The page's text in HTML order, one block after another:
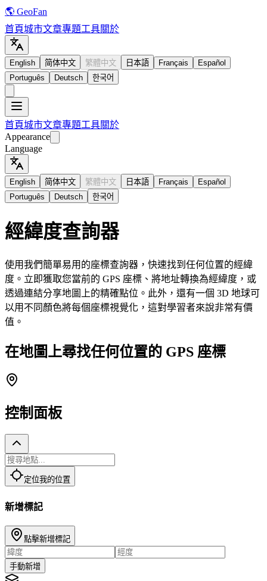
🌎 GeoFan
首頁城市文章專題工具關於
English 简体中文 繁體中文 日本語 Français
Español
Português
Deutsch 한국어
首頁城市文章專題工具關於
Appearance
Language
English 简体中文 繁體中文 日本語 Français
Español
Português
Deutsch 한국어
經緯度查詢器
使用我們簡單易用的座標查詢器，快速找到任何位置的經緯
度。立即獲取您當前的 GPS 座標、將地址轉換為經緯度，或
透過連結分享地圖上的精確點位。此外，還有一個 3D 地球可
以用不同顏色將每個座標視覺化，這對學習者來說非常有價
值。
在地圖上尋找任何位置的 GPS 座標
控制面板
定位我的位置
新增標記
點擊新增標記
手動新增